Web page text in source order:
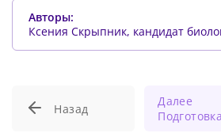
Авторы:
Ксения Скрыпник, кандидат
Назад
Далее
Подготовка к сезону